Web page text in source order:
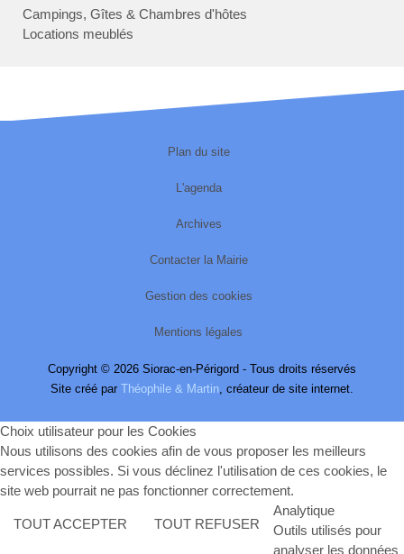
Campings, Gîtes & Chambres d'hôtes
Locations meublés
Plan du site
L'agenda
Archives
Contacter la Mairie
Gestion des cookies
Mentions légales
Copyright © 2026 Siorac-en-Périgord - Tous droits réservés
Site créé par Théophile & Martin, créateur de site internet.
Choix utilisateur pour les Cookies
Nous utilisons des cookies afin de vous proposer les meilleurs
services possibles. Si vous déclinez l'utilisation de ces cookies, le
site web pourrait ne pas fonctionner correctement.
TOUT ACCEPTER TOUT REFUSER
Analytique
Outils utilisés pour
analyser les données